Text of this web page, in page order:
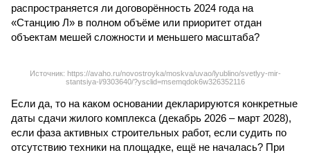
распространяется ли договорённость 2024 года на
«Станцию Л» в полном объёме или приоритет отдан
объектам мешей сложности и меньшего масштаба?
Источник: https://avaho.ru/novostroyka/moskva/uvao/lyublino/svetlyy-mir-
stantsiya-l/9303640/?ysclid=msemqdok6w326352116
Если да, то на каком основании декларируются конкретные
даты сдачи жилого комплекса (декабрь 2026 – март 2028),
если фаза активных строительных работ, если судить по
отсутствию техники на площадке, ещё не началась? При